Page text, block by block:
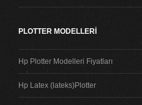
PLOTTER MODELLERİ
Hp Plotter Modelleri Fiyatları
Hp Latex (lateks)Plotter